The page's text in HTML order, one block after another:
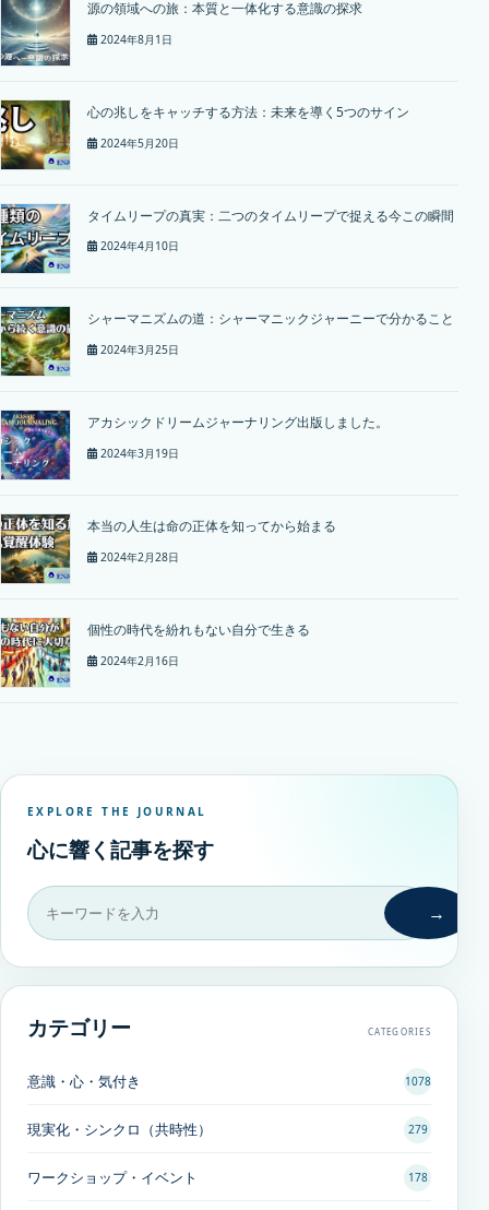
源の領域への旅：本質と一体化する意識の探求
2024年8月1日
心の兆しをキャッチする方法：未来を導く5つのサイン
2024年5月20日
タイムリープの真実：二つのタイムリープで捉える今この瞬間
2024年4月10日
シャーマニズムの道：シャーマニックジャーニーで分かること
2024年3月25日
アカシックドリームジャーナリング出版しました。
2024年3月19日
本当の人生は命の正体を知ってから始まる
2024年2月28日
個性の時代を紛れもない自分で生きる
2024年2月16日
EXPLORE THE JOURNAL
心に響く記事を探す
→
カテゴリー CATEGORIES
意識・心・気付き 1078
現実化・シンクロ（共時性） 279
ワークショップ・イベント 178